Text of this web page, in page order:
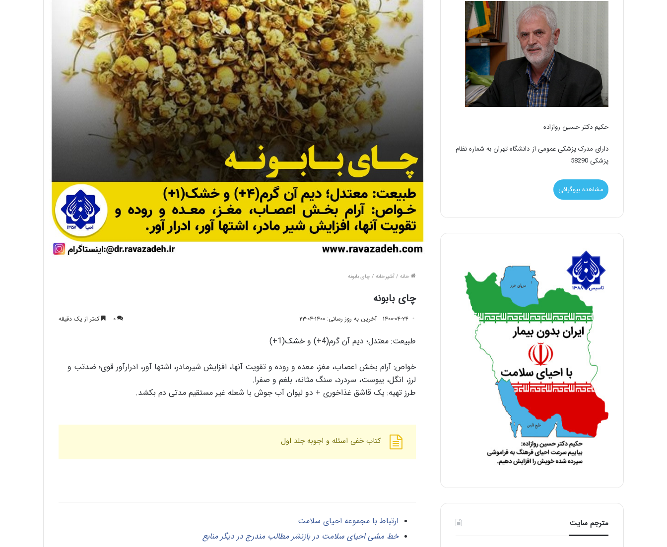
خانه /آشپرخانه /چای بابونه
چای بابونه
۱۴۰۰-۰۴-۲۴ آخرین به روز رسانی: ۱۴۰۰-۰۴-۲۳ ۰ کمتر از یک دقیقه
طبیعت: معتدل؛ دیم آن گرم(4+) و خشک(1+)
خواص: آرام بخش اعصاب، مغز، معده و روده و تقویت آنها، افزایش شیرمادر، اشتها آور، ادرارآور قوی؛ ضدتب و
لرز، انگل، یبوست، سردرد، سنگ مثانه، بلغم و صفرا.
طرز تهیه: یک قاشق غذاخوری + دو لیوان آب جوش با شعله غیر مستقیم مدتی دم بکشد.
کتاب خفی اسئله و اجوبه جلد اول
ارتباط با مجموعه احیای سلامت
خط مشی احیای سلامت در بازنشر مطالب مندرج در دیگر منابع
طرز تهیه شیرینی سنتی گوش فیل ویژه ماه
دانید که روزه گرفتن بدون خوردن سحری
چای به لیمو
حکیم دکتر حسین روازاده
دارای مدرک پزشکی عمومی از دانشگاه تهران به شماره نظام
پزشکی 58290
مشاهده بیوگرافی
مترجم سایت